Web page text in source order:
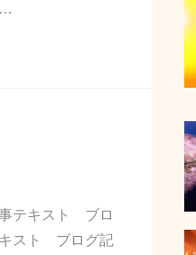
テキスト ブロ
スト ブログ記